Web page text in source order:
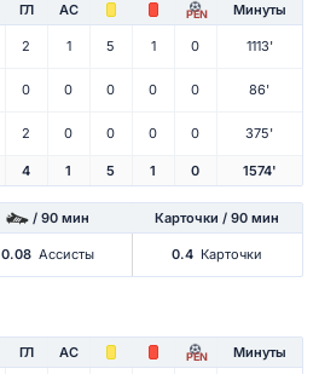
ГЛ АС PEN
Минуты
2 1 5 1 0 1113'
0 0 0 0 0 86'
2 0 0 0 0 375'
4 1 5 1 0 1574'
/ 90 мин Карточки / 90 мин
0.08 Ассисты 0.4 Карточки
ГЛ АС PEN Минуты